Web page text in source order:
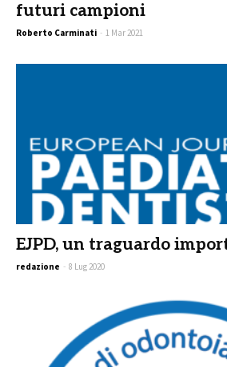
futuri campioni
Roberto Carminati - 1 Mar 2021
EJPD, un traguardo
redazione - 8 Lug 2020